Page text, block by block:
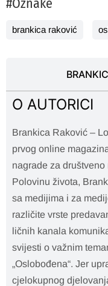
brankica raković
O AUTORICI
Brankica Raković –
prvog online
nagrade za
Polovinu života,
sa medijima i za
različite vrste
ličnih kanala
svijesti o važnim
„Oslobođena“. Jer
cjelokupnog